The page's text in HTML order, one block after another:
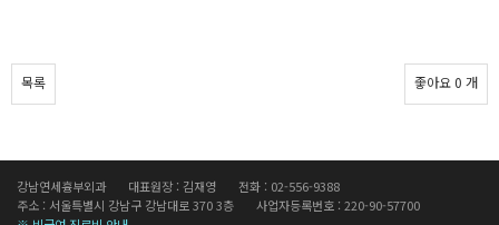
좋아요0 개
목록
강남연세흉부외과 대표원장 : 김재영
전화 : 02-556-9388
주소 : 서울특별시 강남구 강남대로 370 3층
사업자등록번호 : 220-90-57700